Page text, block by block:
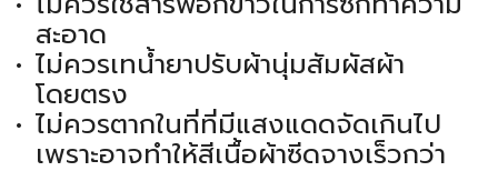
สะอาด
ไม่ควรเทน้ำยาปรับผ้านุ่มสัมผัสผ้า
โดยตรง
ไม่ควรตากในที่ที่มีแสงแดดจัดเกินไป
เพราะอาจทำให้สีเนื้อผ้าซีดจางเร็วกว่า